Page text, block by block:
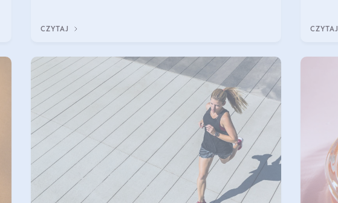
CZYTAJ CZYTAJ